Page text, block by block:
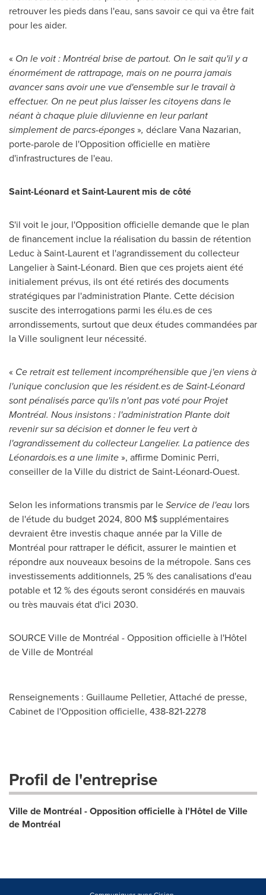
retrouver les pieds dans l'eau, sans savoir ce qui va être fait
pour les aider.
« On le voit : Montréal brise de partout. On le sait qu'il y a
énormément de rattrapage, mais on ne pourra jamais
avancer sans avoir une vue d'ensemble sur le travail à
effectuer. On ne peut plus laisser les citoyens dans le
néant à chaque pluie diluvienne en leur parlant
simplement de parcs-éponges», déclareVana Nazarian,
porte-parole de l'Opposition officielle en matière
d'infrastructures de l'eau.
Saint-Léonard etSaint-Laurentmis de côté
S'il voit le jour, l'Opposition officielle demande que le plan
de financement inclue la réalisation du bassin de rétention
LeducàSaint-Laurentet l'agrandissement du collecteur
Langelier à Saint-Léonard. Bien que ces projets aient été
initialement prévus, ils ont été retirés des documents
stratégiques par l'administration Plante. Cette décision
suscite des interrogations parmi les élu.es de ces
arrondissements, surtout que deux études commandées par
la Ville soulignent leur nécessité.
« Ce retrait est tellement incompréhensible que j'en viens à
l'unique conclusion que les résident.es de Saint-Léonard
sont pénalisés parce qu'ils n'ont pas voté pour Projet
Montréal. Nous insistons : l'administration Plante doit
revenir sur sa décision et donner le feu vert à
l'agrandissement du collecteur Langelier. La patience des
Léonardois.es a une limite», affirme Dominic Perri,
conseiller de la Ville du district de Saint-Léonard-Ouest.
Selon les informations transmis par leService de l'eau lors
de l'étude du budget 2024, 800 M$ supplémentaires
devraient être investis chaque année par la Ville de
Montréal pour rattraper le déficit, assurer le maintien et
répondre aux nouveaux besoins de la métropole. Sans ces
investissements additionnels, 25 % des canalisations d'eau
potable et 12 % des égouts seront considérés en mauvais
ou très mauvais état d'ici 2030.
SOURCE Ville de Montréal - Opposition officielle à l'Hôtel
de Ville de Montréal
Renseignements : Guillaume Pelletier, Attaché de presse,
Cabinet de l'Opposition officielle, 438-821-2278
Profil de l'entreprise
Ville de Montréal - Opposition officielle à l'Hôtel de Ville
de Montréal